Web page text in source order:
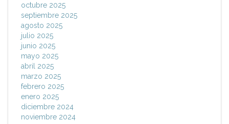
octubre 2025
septiembre 2025
agosto 2025
julio 2025
junio 2025
mayo 2025
abril 2025
marzo 2025
febrero 2025
enero 2025
diciembre 2024
noviembre 2024